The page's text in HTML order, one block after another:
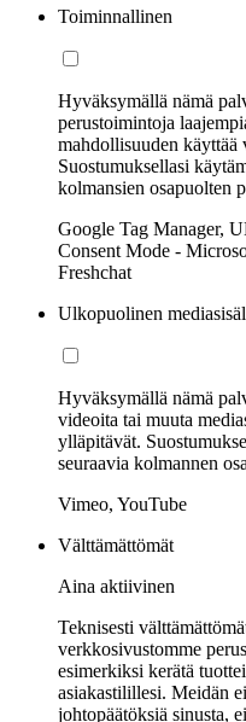
Toiminnallinen
Hyväksymällä nämä
perustoimintoja
mahdollisuuden
Suostumuksellasi
kolmansien osapuolten
Google Tag Manager,
Consent Mode -
Freshchat
Ulkopuolinen
Hyväksymällä nämä
videoita tai muuta
ylläpitävät.
seuraavia kolmannen
Vimeo, YouTube
Välttämättömät
Aina aktiivinen
Teknisesti
verkkosivustomme
esimerkiksi kerätä
asiakastilillesi. Meidän
johtopäätöksiä sinusta,